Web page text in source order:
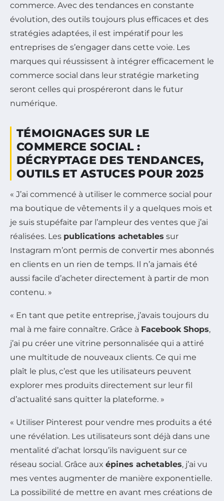
commerce. Avec des tendances en constante
évolution, des outils toujours plus efficaces et des
stratégies adaptées, il est impératif pour les
entreprises de s’engager dans cette voie. Les
marques qui réussissent à intégrer efficacement le
commerce social dans leur stratégie marketing
seront celles qui prospéreront dans le futur
numérique.
TÉMOIGNAGES SUR LE
COMMERCE SOCIAL :
DÉCRYPTAGE DES TENDANCES,
OUTILS ET ASTUCES POUR 2025
« J’ai commencé à utiliser le commerce social pour
ma boutique de vêtements il y a quelques mois et
je suis stupéfaite par l’ampleur des ventes que j’ai
réalisées. Les publications achetables sur
Instagram m’ont permis de convertir mes abonnés
en clients en un rien de temps. Il n’a jamais été
aussi facile d’acheter directement à partir de mon
contenu. »
« En tant que petite entreprise, j’avais toujours du
mal à me faire connaître. Grâce à Facebook Shops,
j’ai pu créer une vitrine personnalisée qui a attiré
une multitude de nouveaux clients. Ce qui me
plaît le plus, c’est que les utilisateurs peuvent
explorer mes produits directement sur leur fil
d’actualité sans quitter la plateforme. »
« Utiliser Pinterest pour vendre mes produits a été
une révélation. Les utilisateurs sont déjà dans une
mentalité d’achat lorsqu’ils naviguent sur ce
réseau social. Grâce aux épines achetables, j’ai vu
mes ventes augmenter de manière exponentielle.
La possibilité de mettre en avant mes créations de